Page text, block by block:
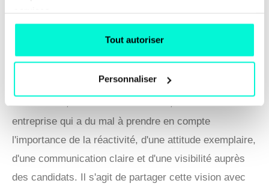
Tout autoriser
Personnaliser
Quels sont les plus grands défis de
ton travail ?
Je ne dirais pas que c'est le plus dur, mais plutôt le
plus stimulant, et pour moi aujourd'hui le plus excitant
: c'est d'arriver à faire matcher notre vision du
entreprise qui a du mal à prendre en compte
l'importance de la réactivité, d'une attitude exemplaire,
d'une communication claire et d'une visibilité auprès
des candidats. Il s'agit de partager cette vision avec